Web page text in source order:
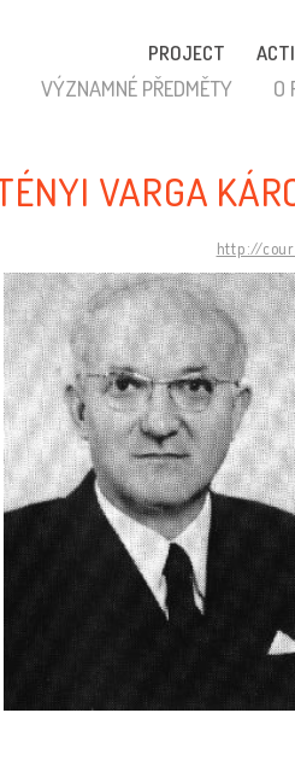
PROJECT
VÝZNAMNÉ PŘEDMĚTY O
VARGA
http://